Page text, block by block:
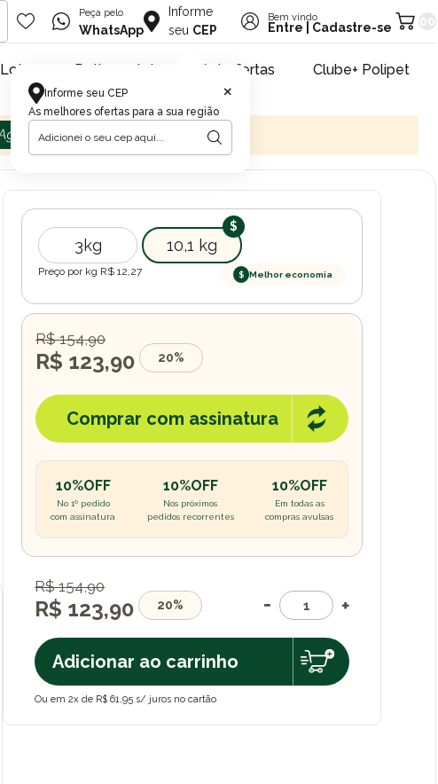
Peça pelo
WhatsApp
Informe
seu CEP
Informe seu CEP
As melhores ofertas para a sua região
×
Bem vindo
Entre Cadastre-se
Lojas Retire na loja Pet ofertas Clube+ Polipet
3kg 10,1 kg
Preço por kg R$12,27 $ Melhor economia
R$ 154,90
R$ 123,90 20%
Adicionar ao carrinho
Ou em 2x de R$ 61,95 s/ juros no cartão
R$ 154,90
R$ 123,90 20%
Comprar com assinatura
10%OFF
No 1º pedido
com assinatura
10%OFF
Nos próximos
pedidos recorrentes
10%OFF
Em todas as
compras avulsas